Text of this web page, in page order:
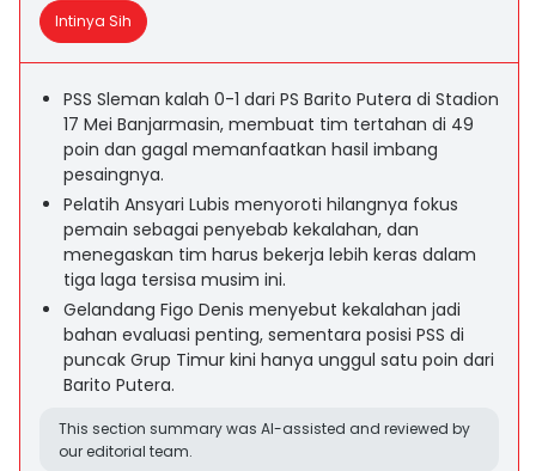
Intinya Sih
PSS Sleman kalah 0-1 dari PS Barito Putera di Stadion
17 Mei Banjarmasin, membuat tim tertahan di 49
poin dan gagal memanfaatkan hasil imbang
pesaingnya.
Pelatih Ansyari Lubis menyoroti hilangnya fokus
pemain sebagai penyebab kekalahan, dan
menegaskan tim harus bekerja lebih keras dalam
tiga laga tersisa musim ini.
Gelandang Figo Denis menyebut kekalahan jadi
bahan evaluasi penting, sementara posisi PSS di
puncak Grup Timur kini hanya unggul satu poin dari
Barito Putera.
This section summary was AI-assisted and reviewed by
our editorial team.